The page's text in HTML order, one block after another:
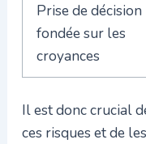
Prise de décision
fondée sur les
croyances
Il est donc crucial
ces risques et de